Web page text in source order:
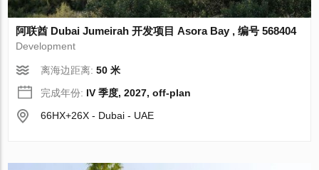
阿联酋 Dubai Jumeirah 开发项目 Asora Bay , 编号 568404
Development
离海边距离:50 米
完成年份: IV 季度, 2027, off-plan
66HX+26X - Dubai - UAE